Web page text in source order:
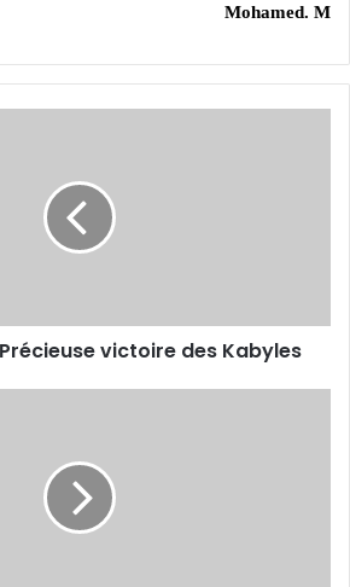
Mohamed. M
Précieuse victoire des Kabyles